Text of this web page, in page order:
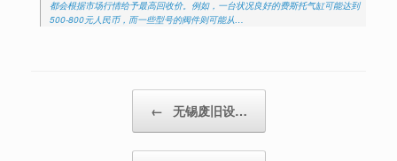
都会根据市场行情给予最高回收价。例如，一台状况良好的费斯托气缸可能达到
500-800元人民币，而一些型号的阀件则可能从…
← 无锡废旧设…